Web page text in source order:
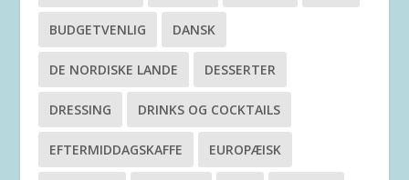
BUDGETVENLIG DANSK
DE NORDISKE LANDE DESSERTER
DRESSING DRINKS OG COCKTAILS
EFTERMIDDAGSKAFFE EUROPÆISK